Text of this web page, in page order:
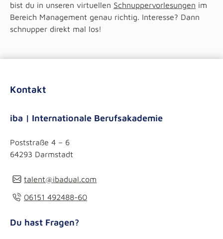
bist du in unseren virtuellen Schnuppervorlesungen im
Bereich Management genau richtig. Interesse? Dann
schnupper direkt mal los!
Kontakt
iba | Internationale Berufsakademie
Poststraße 4 – 6
64293 Darmstadt
talent@ibadual.com
06151 492488-60
Du hast Fragen?